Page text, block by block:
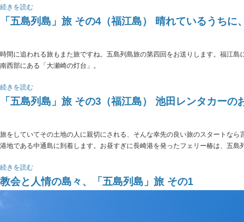
続きを読む
「五島列島」旅 その4（福江島） 晴れているうち
時間に追われる旅もまた旅ですね。五島列島旅の第四回をお送りします。福江
南西部にある「大瀬崎の灯台」。
続きを読む
「五島列島」旅 その3（福江島） 池田レンタカー
旅をしていてその土地の人に親切にされる、そんな幸先の良い旅のスタートな
港地である中通島に到着します。お昼すぎに長崎港を発ったフェリー椿は、五
続きを読む
教会と人情の島々、「五島列島」旅 その1